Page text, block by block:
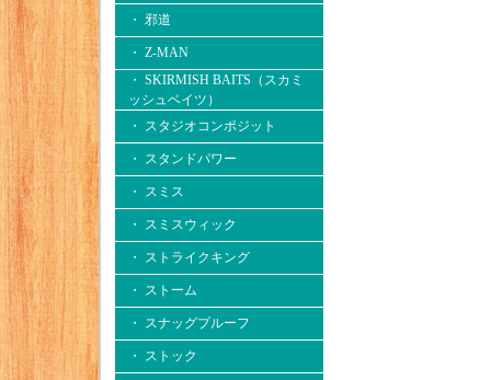
・ 邪道
・ Z-MAN
・ SKIRMISH BAITS（スカミ
ッシュベイツ）
・ スタジオコンポジット
・ スタンドパワー
・ スミス
・ スミスウィック
・ ストライクキング
・ ストーム
・ スナッグプルーフ
・ ストック